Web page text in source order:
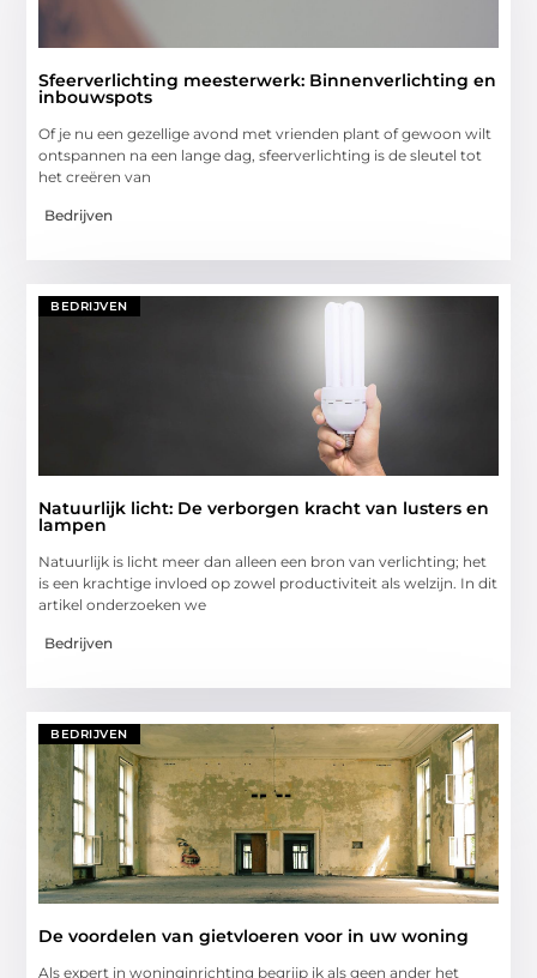
Sfeerverlichting meesterwerk: Binnenverlichting en
inbouwspots
Of je nu een gezellige avond met vrienden plant of gewoon wilt
ontspannen na een lange dag, sfeerverlichting is de sleutel tot
het creëren van
Bedrijven
BEDRIJVEN
Natuurlijk licht: De verborgen kracht van lusters en
lampen
Natuurlijk is licht meer dan alleen een bron van verlichting; het
is een krachtige invloed op zowel productiviteit als welzijn. In dit
artikel onderzoeken we
Bedrijven
BEDRIJVEN
De voordelen van gietvloeren voor in uw woning
Als expert in woninginrichting begrijp ik als geen ander het